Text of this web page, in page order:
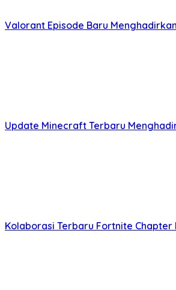
Valorant Episode Baru
Update Minecraft Terbaru
Kolaborasi Terbaru Fortnite